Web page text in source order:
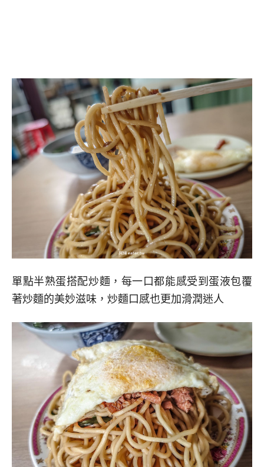
單點半熟蛋搭配炒麵，每一口都能感受到蛋液包覆
著炒麵的美妙滋味，炒麵口感也更加滑潤迷人